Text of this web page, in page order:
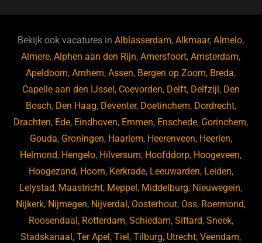
b
o
o
k
ky dI
n
Bekijk ook vacatures inAlblasserdam,Alkmaar,Almelo,
Almere,Alphen aan den Rijn,Amersfoort,Amsterdam,
Apeldoorn,Arnhem,Assen, Bergen op Zoom, Breda,
Capelle aan den IJssel , Coevorden, Delft, Delfzijl , Den
Bosch, Den Haag, Deventer, Doetinchem, Dordrecht,
Drachten, Ede, Eindhoven, Emmen, Enschede, Gorinchem,
Gouda, Groningen, Haarlem, Heerenveen, Heerlen,
Helmond, Hengelo, Hilversum, Hoofddorp, Hoogeveen,
Hoogezand, Hoorn, Kerkrade, Leeuwarden, Leiden,
Lelystad, Maastricht, Meppel , Middelburg, Nieuwegein,
Nijkerk, Nijmegen, Nijverdal , Oosterhout, Oss, Roermond,
Roosendaal , Rotterdam, Schiedam, Sittard, Sneek,
Stadskanaal ,Ter Apel ,Tiel ,Tilburg, Utrecht,Veendam,